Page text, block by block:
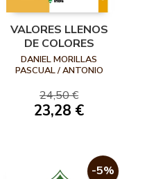
VALORES LLENOS
DE COLORES
DANIEL MORILLAS
PASCUAL / ANTONIO
24,50 €
23,28 €
-5%